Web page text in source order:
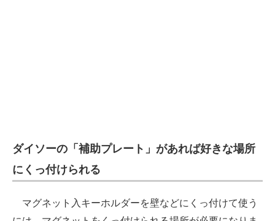
ダイソーの「補助プレート」があれば好きな場所
にくっ付けられる
マグネット入キーホルダーを壁などにくっ付けて使う